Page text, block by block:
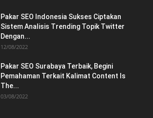
Pakar SEO Indonesia Sukses Ciptakan
Sistem Analisis Trending Topik Twitter
Dengan...
12/08/2022
Pakar SEO Surabaya Terbaik, Begini
Pemahaman Terkait Kalimat Content Is
The...
03/08/2022